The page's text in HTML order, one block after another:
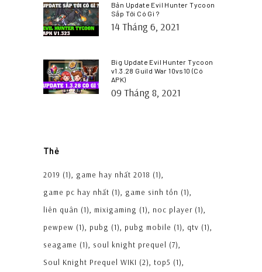
Bản Update Evil Hunter Tycoon
Sắp Tới Có Gì ?
14 Tháng 6, 2021
Big Update Evil Hunter Tycoon
v1.3.28 Guild War 10vs10 (Có
APK)
09 Tháng 8, 2021
Thẻ
2019 (1) game hay nhất 2018 (1)
game pc hay nhất (1) game sinh tồn (1)
liên quân (1) mixigaming (1) noc player (1)
pewpew (1) pubg (1) pubg mobile (1) qtv (1)
seagame (1) soul knight prequel (7)
Soul Knight Prequel WIKI (2) top5 (1)